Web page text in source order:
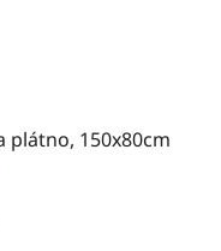
plátno, 150x80cm